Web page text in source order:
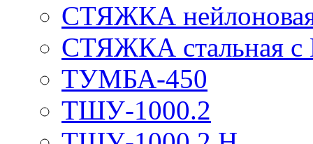
СТЯЖКА нейлоновая
СТЯЖКА стальная
ТУМБА-450
ТШУ-1000.2